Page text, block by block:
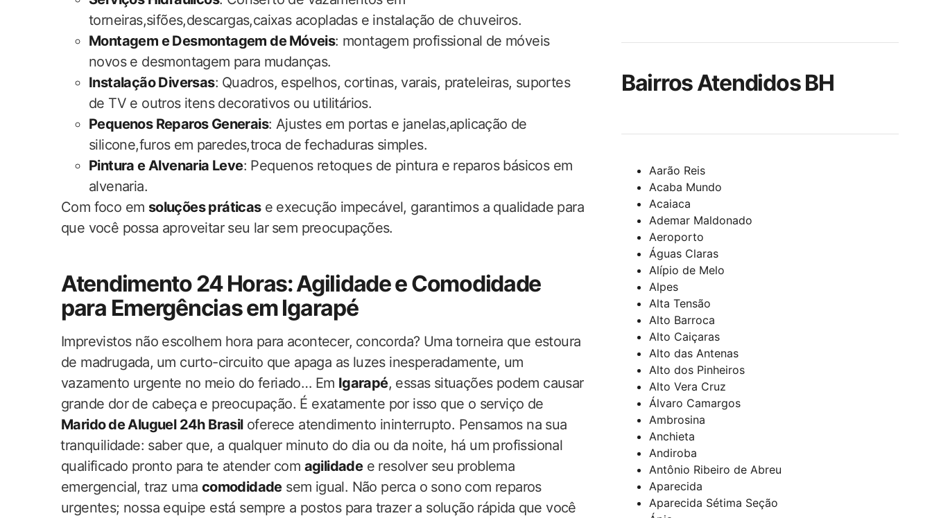
torneiras,sifões,descargas,caixas acopladas e instalação de chuveiros.
Montagem e Desmontagem de⁣ Móveis: montagem profissional de móveis
novos e desmontagem para mudanças.
Instalação Diversas:⁣ Quadros,​ espelhos, cortinas, varais, prateleiras, suportes‍
de TV e‌ outros itens decorativos ou utilitários.
Pequenos Reparos Generais: Ajustes em portas e‍ janelas,aplicação ​de
‍silicone,furos ​em ⁣paredes,troca ​de fechaduras simples.
Pintura​ e Alvenaria Leve: Pequenos retoques de pintura ‍e ⁣reparos básicos em
‍alvenaria.
Com ‍foco‍ em soluções práticase ⁤execução ​impecável, garantimos a qualidade ​para
que você possa aproveitar seu lar ⁤sem preocupações.
Atendimento 24 ⁣Horas: ⁣Agilidade e Comodidade
para Emergências ‌em Igarapé
Imprevistos não escolhem hora para acontecer,⁤ concorda? Uma torneira que estoura
de ‍madrugada,⁣ um curto-circuito ⁣que apaga as luzes inesperadamente, um
‍vazamento‍ urgente⁢ no meio ‍do feriado… Em Igarapé, ‌essas situações podem causar
grande dor de ​cabeça e preocupação. É exatamente por isso que o serviço de
Marido⁤ de Aluguel 24h Brasiloferece atendimento ininterrupto. Pensamos na sua
⁣tranquilidade: saber‍ que, a qualquer minuto do dia ​ou da noite,‌ há um profissional⁢
qualificado‍ pronto para te ‌atender com​ agilidade‍e resolver seu ⁢problema
emergencial, traz uma comodidade‌sem igual. ‍Não perca o sono ​com reparos
urgentes; nossa equipe está‌ sempre a postos para trazer a solução rápida ⁤que você
Bairros Atendidos BH
Aarão Reis
Acaba Mundo
Acaiaca
Ademar Maldonado
Aeroporto
Águas Claras
Alípio de Melo
Alpes
Alta Tensão
Alto Barroca
Alto Caiçaras
Alto das Antenas
Alto dos Pinheiros
Alto Vera Cruz
Álvaro Camargos
Ambrosina
Anchieta
Andiroba
Antônio Ribeiro de Abreu
Aparecida
Aparecida Sétima Seção